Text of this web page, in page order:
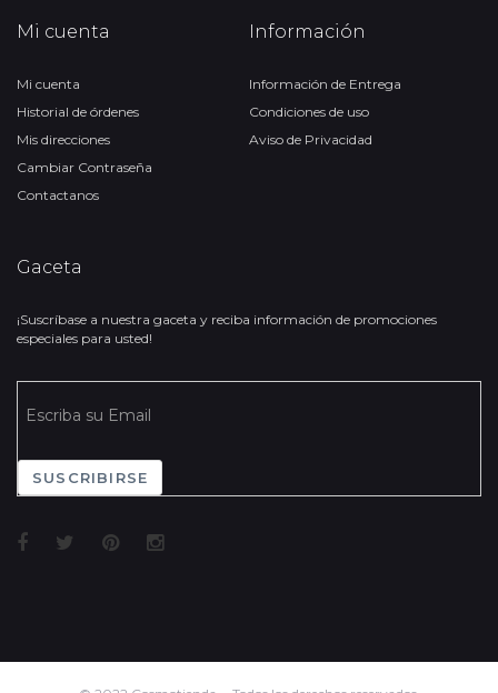
Mi cuenta
Mi cuenta
Historial de órdenes
Mis direcciones
Cambiar Contraseña
Contactanos
Información
Información de Entrega
Condiciones de uso
Aviso de Privacidad
Gaceta
¡Suscríbase a nuestra gaceta y reciba información de promociones
especiales para usted!
SUSCRIBIRSE